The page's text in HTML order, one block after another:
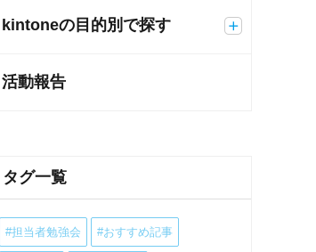
kintoneの目的別で探す
活動報告
タグ一覧
#担当者勉強会 #おすすめ記事